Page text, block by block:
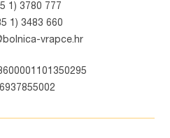
1) 3780 777
1) 3483 660
vrapce.hr